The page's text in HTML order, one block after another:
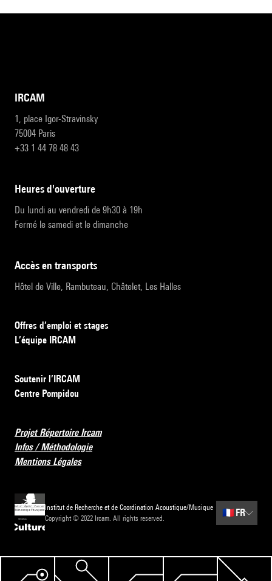
IRCAM
1, place Igor-Stravinsky
75004 Paris
+33 1 44 78 48 43
heures d'ouverture
Du lundi au vendredi de 9h30 à 19h
Fermé le samedi et le dimanche
accès en transports
Hôtel de Ville, Rambuteau, Châtelet, Les Halles
Offres d’emploi et stages
L’équipe IRCAM
Soutenir l’IRCAM
Centre Pompidou
Projet Répertoire Ircam
Infos / Méthodologie
Mentions Légales
Institut de Recherche et de Coordination Acoustique/Musique
Copyright © 2022 Ircam. All rights reserved.
🇫🇷 FR